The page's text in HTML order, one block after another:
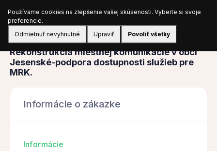
Prihlásiť sa
Obstarávanie
Rekonštrukcia miestnej komunikácie v obci
Jesenské-podpora dostupnosti služieb pre
MRK.
Informácie o zákazke
Informácie
Používame cookies na zlepšenie vašej skúsenosti. Vyberte si svoje
preferencie.
Odmietnuť nevyhnutné
Upraviť Povoliť všetky